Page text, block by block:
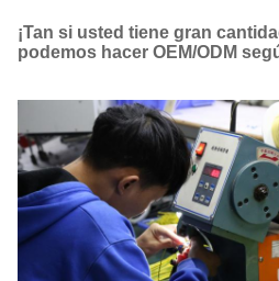
¡Tan si usted tiene gran
podemos hacer OEM/ODM